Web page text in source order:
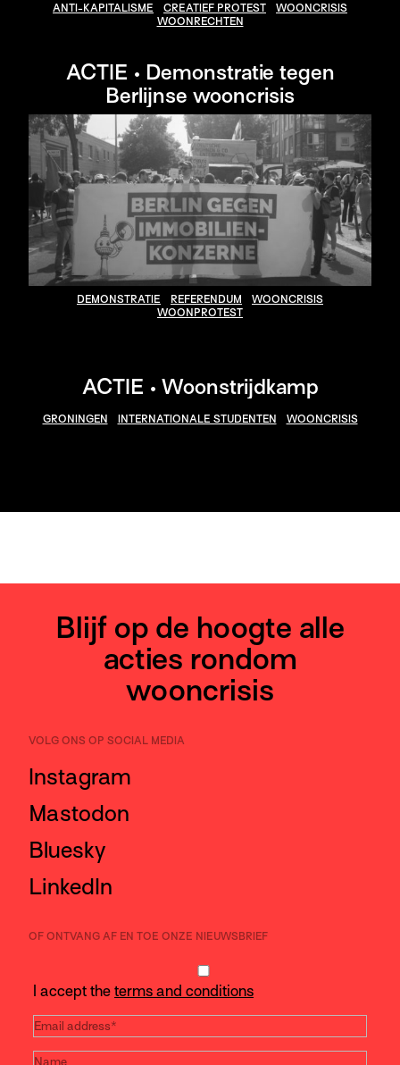
ANTI-KAPITALISME CREATIEF PROTEST
WOONCRISIS
WOONRECHTEN
ACTIE • Demonstratie tegen
Berlijnse wooncrisis
DEMONSTRATIE REFERENDUM
WOONCRISIS
WOONPROTEST
ACTIE • Woonstrijdkamp
GRONINGEN INTERNATIONALE STUDENTEN WOONCRISIS
Blijf op de hoogte alle
acties rondom
wooncrisis
VOLG ONS OP SOCIAL MEDIA
Instagram
Mastodon
Bluesky
LinkedIn
OF ONTVANG AF EN TOE ONZE NIEUWSBRIEF
I accept the terms and conditions